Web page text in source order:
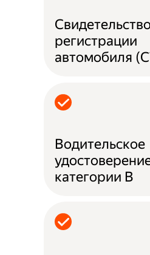
регистрации
автомобиля
Водительское
категории B